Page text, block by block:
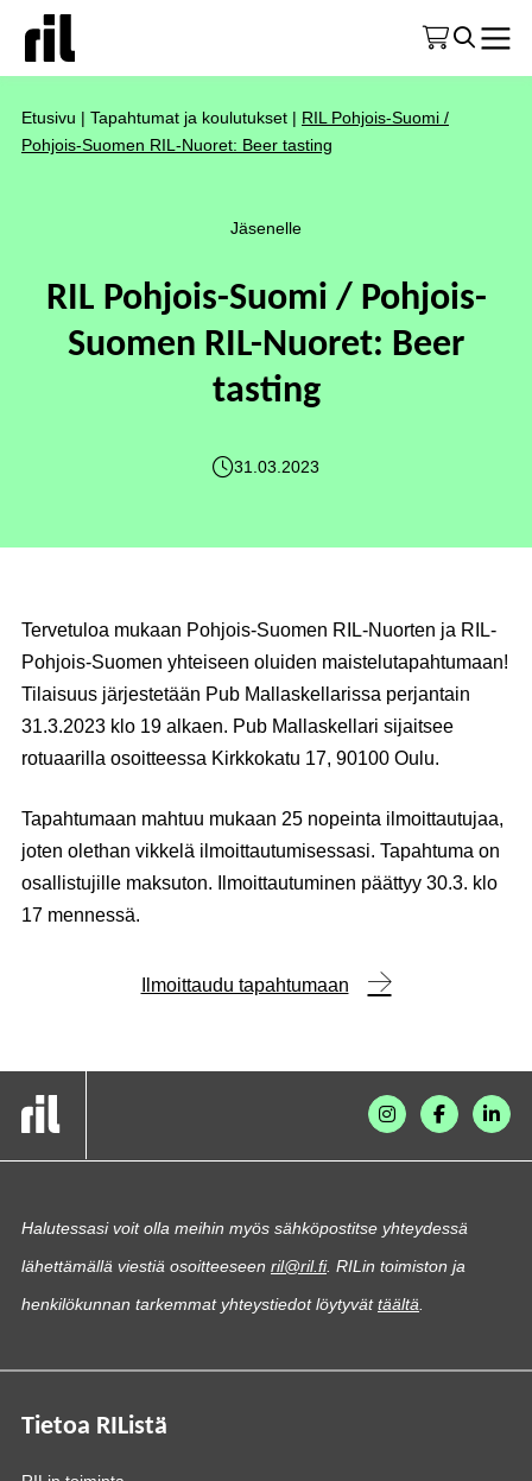
Etusivu | Tapahtumat ja koulutukset | RIL Pohjois-Suomi /
Pohjois-Suomen RIL-Nuoret: Beer tasting
Jäsenelle
RIL Pohjois-Suomi / Pohjois-
Suomen RIL-Nuoret: Beer
tasting
31.03.2023
Tervetuloa mukaan Pohjois-Suomen RIL-Nuorten ja RIL-
Pohjois-Suomen yhteiseen oluiden maistelutapahtumaan!
Tilaisuus järjestetään Pub Mallaskellarissa perjantain
31.3.2023 klo 19 alkaen. Pub Mallaskellari sijaitsee
rotuaarilla osoitteessa Kirkkokatu 17, 90100 Oulu.
Tapahtumaan mahtuu mukaan 25 nopeinta ilmoittautujaa,
joten olethan vikkelä ilmoittautumisessasi. Tapahtuma on
osallistujille maksuton. Ilmoittautuminen päättyy 30.3. klo
17 mennessä.
Ilmoittaudu tapahtumaan
Halutessasi voit olla meihin myös sähköpostitse yhteydessä
lähettämällä viestiä osoitteeseen ril@ril.fi. RILin toimiston ja
henkilökunnan tarkemmat yhteystiedot löytyvättäältä
Tietoa RIListä